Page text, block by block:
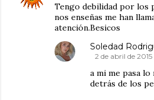
Tengo debilidad por los
nos enseñas me han
atención.Besicos
Soledad
2 de abril de 2015
a mi me pasa
detrás de los